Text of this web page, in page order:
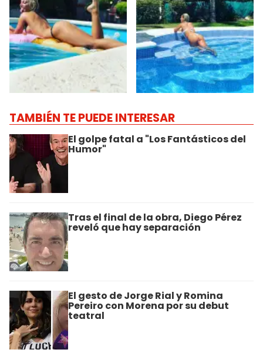
TAMBIÉN TE PUEDE INTERESAR
El golpe fatal a "Los Fantásticos del
Humor"
Tras el final de la obra, Diego Pérez
reveló que hay separación
El gesto de Jorge Rial y Romina
Pereiro con Morena por su debut
teatral